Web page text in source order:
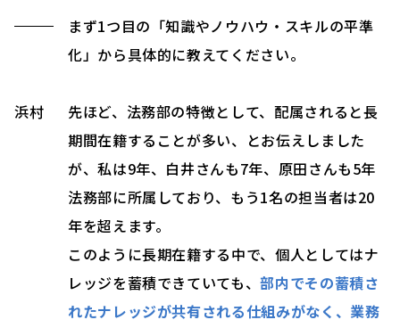
まず1つ目の「知識やノウハウ・スキルの平準
化」から具体的に教えてください。
浜村
先ほど、法務部の特徴として、配属されると長
期間在籍することが多い、とお伝えしました
が、私は9年、白井さんも7年、原田さんも5年
法務部に所属しており、もう1名の担当者は20
年を超えます。
このように長期在籍する中で、個人としてはナ
レッジを蓄積できていても、部内でその蓄積さ
れたナレッジが共有される仕組みがなく、業務